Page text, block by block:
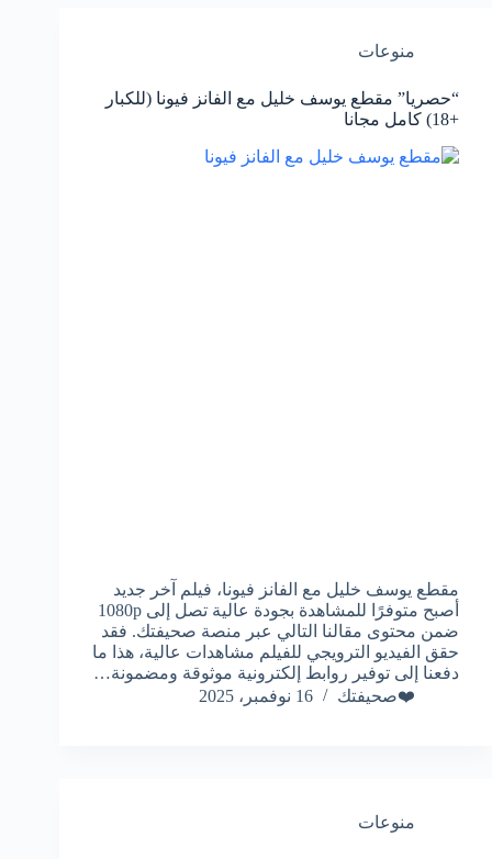
منوعات
“حصريا” مقطع يوسف خليل مع الفانز فيونا (للكبار
+18) كامل مجانا
مقطع يوسف خليل مع الفانز فيونا، فيلم آخر جديد
أصبح متوفرًا للمشاهدة بجودة عالية تصل إلى 1080p
ضمن محتوى مقالنا التالي عبر منصة صحيفتك. فقد
حقق الفيديو الترويجي للفيلم مشاهدات عالية، هذا ما
دفعنا إلى توفير روابط إلكترونية موثوقة ومضمونة…
❤️صحيفتك
16 نوفمبر، 2025
منوعات